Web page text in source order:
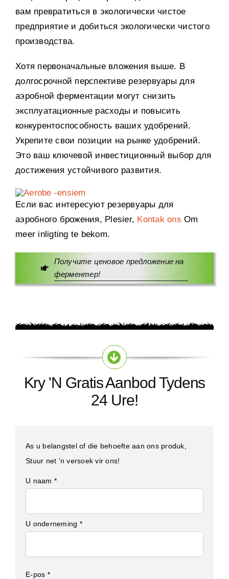
вам превратиться в экологически чистое
предприятие и добиться экологически чистого
производства.
Хотя первоначальные вложения выше. В
долгосрочной перспективе резервуары для
аэробной ферментации могут снизить
эксплуатационные расходы и повысить
конкурентоспособность ваших удобрений.
Укрепите свои позиции на рынке удобрений.
Это ваш ключевой инвестиционный выбор для
достижения устойчивого развития.
Если вас интересуют резервуары для
аэробного брожения, Plesier, Kontak ons Om
meer inligting te bekom.
Получите ценовое предложение на
ферментер!
Kry 'n Gratis Aanbod Tydens
24 Ure!
As u belangstel of die behoefte aan ons produk,
Stuur net 'n versoek vir ons!
U naam *
U onderneming *
E-pos *